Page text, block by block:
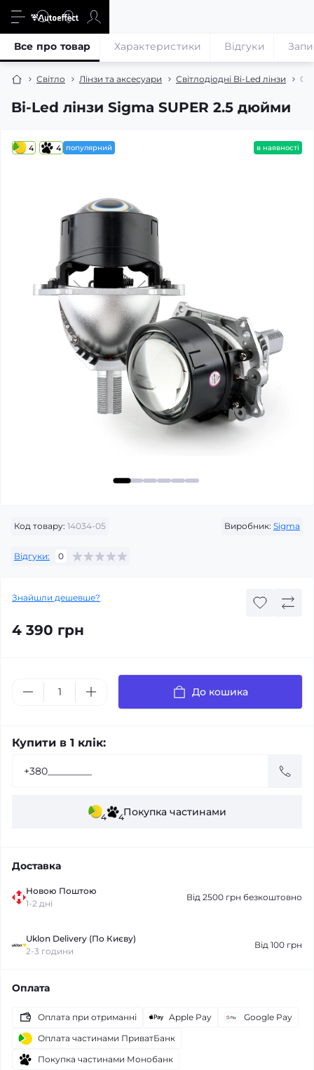
Світло Лінзи та аксесуари Світлодіодні Bi-Led лінзи
Bi-Led лінзи Sigma SUPER 2.5 дюйми
Все про товар Характеристики Відгуки
4 4 популярний в наявності
Код товару: 14034-05 Виробник: Sigma
Відгуки: 0
Знайшли дешевше?
4 390 грн
До кошика
Купити в 1 клік:
4 4Покупка частинами
Доставка
Новою Поштою
1-2 дні
Від 2500 грн безкоштовно
Uklon Delivery (По Києву)
2-3 години
Від 100 грн
Оплата
Оплата при отриманні Apple Pay
Google Pay
Оплата частинами ПриватБанк
Покупка частинами Монобанк